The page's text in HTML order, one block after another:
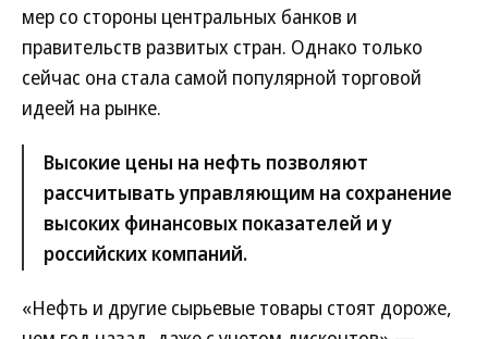
мер со стороны центральных банков и
правительств развитых стран. Однако только
сейчас она стала самой популярной торговой
идеей на рынке.
Высокие цены на нефть позволяют
рассчитывать управляющим на сохранение
высоких финансовых показателей и у
российских компаний.
«Нефть и другие сырьевые товары стоят дороже,